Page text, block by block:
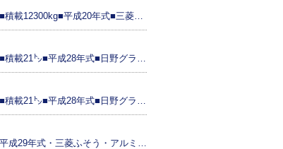
■積載12300kg■平成20年式■三菱ふそう■スライド重機運搬車■距離89万㌔■ラジコン■フジタ製ボディ■ 車検令和8年2月26日■国産エンジン
■積載21㌧■平成28年式■日野グラプロ■平成28年式トレーラーダンプセット(コボレーン付)■車検8年3月21日■距離48万㌔■ETC■土砂ダンプ
■積載21㌧■平成28年式■日野グラプ■平成28年式トレーラーダンプセット(コボレーン)■車検8年3月31日■距離95万㌔■ドラレコ■土砂ダンプ
平成29年式・三菱ふそう・アルミウイング(日本トレクス)・マニュアルF7・積載13600kg・距離86万㌔・380馬力・バックカメラ